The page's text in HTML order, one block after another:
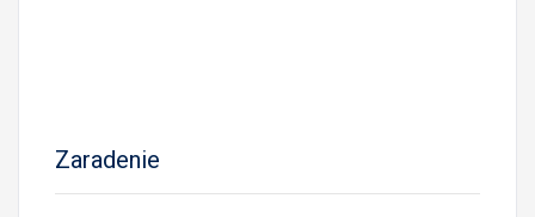
Zaradenie